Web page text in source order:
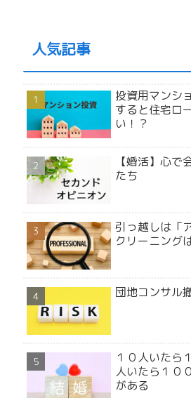
人気記事
投資用マンシ
すると住宅ロ
い！？
【婚活】心で
たち
引っ越しは「
クリーニング
団地コンサル
１０人いたら
人いたら１０
がある